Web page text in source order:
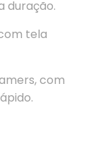
duração.
tela
com